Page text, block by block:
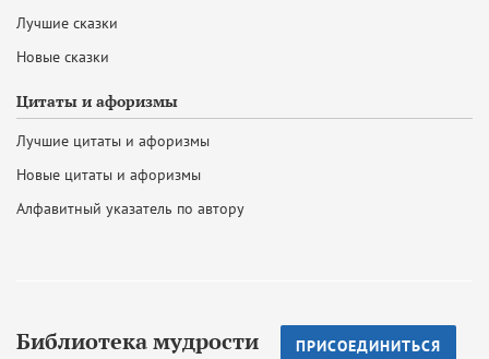
Лучшие сказки
Новые сказки
Цитаты и афоризмы
Лучшие цитаты и афоризмы
Новые цитаты и афоризмы
Алфавитный указатель по автору
Библиотека мудрости ПРИСОЕДИНИТЬСЯ